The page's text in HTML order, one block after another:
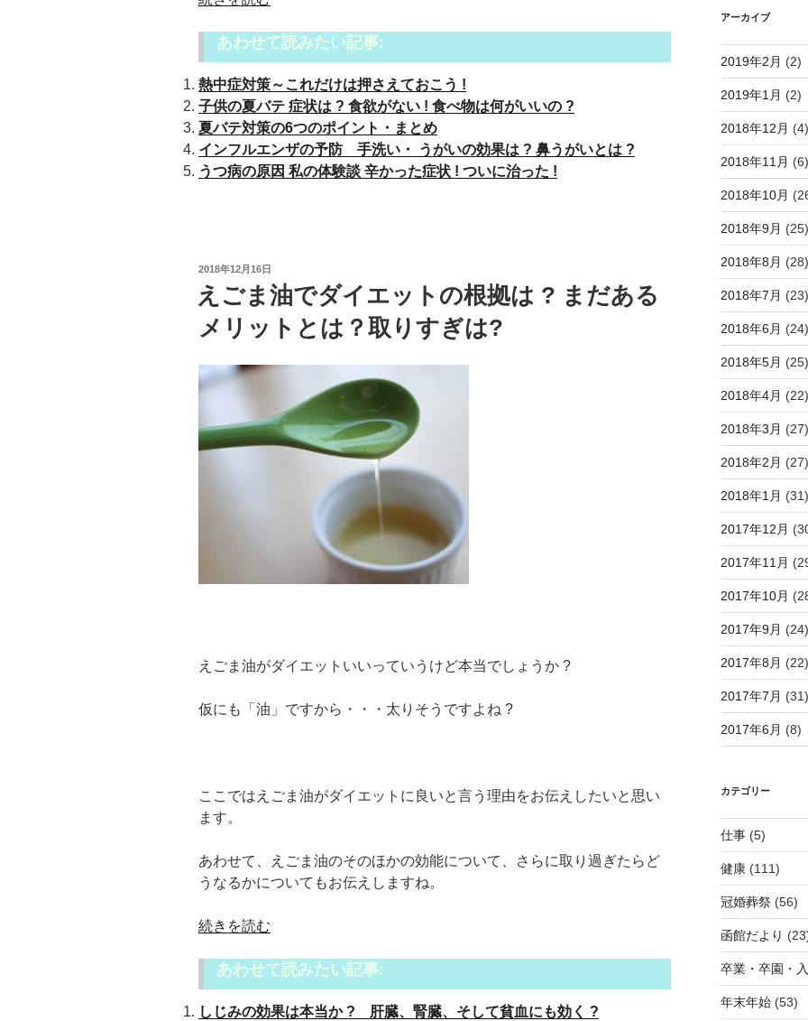
酸
の
効
果
肝
臓
本
当
疲
労
復
?
に
あわせて読みたい記事:
熱中症対策～これだけは押さえておこう !
子供の夏バテ 症状は ? 食欲がない ! 食べ物は何がいいの ?
夏バテ対策の6つのポイント・まとめ
インフルエンザの予防 手洗い・ うがいの効果は ? 鼻うがいとは ?
うつ病の原因 私の体験談 辛かった症状 ! ついに治った !
投
稿
日:
2018年12月16日
えごま油でダイエットの根拠は ? まだある
メリットとは？取りすぎは?
えごま油がダイエットいいっていうけど本当でしょうか ?
仮にも「油」ですから・・・太りそうですよね ?
ここではえごま油がダイエットに良いと言う理由をお伝えしたいと思い
ます。
あわせて、えごま油のそのほかの効能について、さらに取り過ぎたらど
うなるかについてもお伝えしますね。
“え
油
で
続きを読む
あわせて読みたい記事:
しじみの効果は本当か ? 肝臓、腎臓、そして貧血にも効く ?
アーカイブ
2019年2月 (2)
2019年1月 (2)
2018年12月 (4)
2018年11月 (6)
2018年10月
2018年9月 (25)
2018年8月 (28)
2018年7月 (23)
2018年6月 (24)
2018年5月 (25)
2018年4月 (22)
2018年3月 (27)
2018年2月 (27)
2018年1月 (31)
2017年12月
2017年11月
2017年10月
2017年9月 (24)
2017年8月 (22)
2017年7月 (31)
2017年6月 (8)
カテゴリー
仕事(5)
健康(111)
冠婚葬祭(56)
函館だより
卒業・卒園・
年末年始(53)